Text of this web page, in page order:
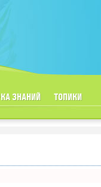
ЗНАНИЙ ТОПИКИ